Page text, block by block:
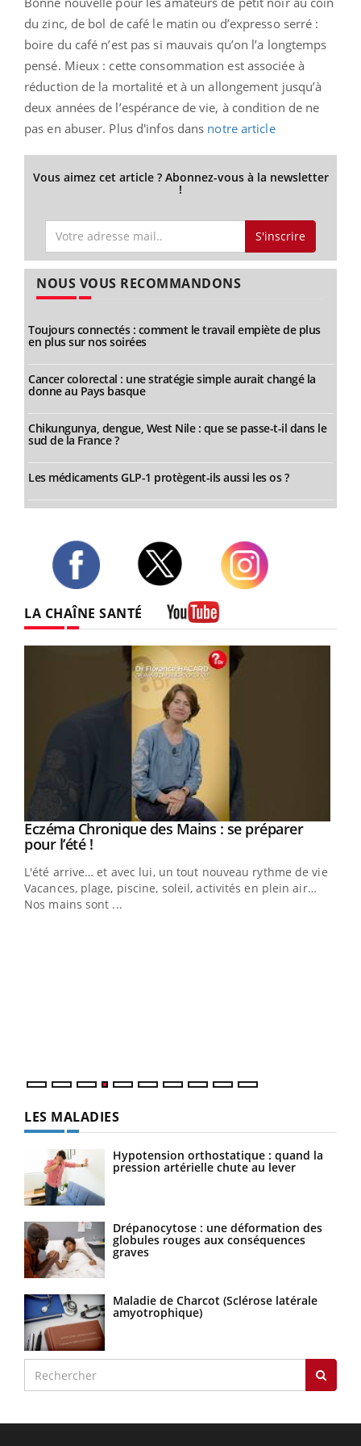
du zinc, de bol de café le matin ou d’expresso serré :
boire du café n’est pas si mauvais qu’on l’a longtemps
pensé. Mieux : cette consommation est associée à
réduction de la mortalité et à un allongement jusqu’à
deux années de l’espérance de vie, à condition de ne
pas en abuser. Plus d'infos dans notre article
Vous aimez cet article ? Abonnez-vous à la newsletter
!
S'inscrire
NOUS VOUS RECOMMANDONS
Toujours connectés : comment le travail empiète de plus
en plus sur nos soirées
Cancer colorectal : une stratégie simple aurait changé la
donne au Pays basque
Chikungunya, dengue, West Nile : que se passe-t-il dans le
sud de la France ?
Les médicaments GLP-1 protègent-ils aussi les os ?
LA CHAÎNE SANTÉ
Youtube
Eczéma Chronique des Mains : se préparer
pour l’été !Youtube
L'été arrive… et avec lui, un tout nouveau rythme de vie !
Vacances, plage, piscine, soleil, activités en plein air…
Nos mains sont ...
LES MALADIES
Hypotension orthostatique : quand la
pression artérielle chute au lever
Drépanocytose : une déformation des
globules rouges aux conséquences
graves
Maladie de Charcot (Sclérose latérale
amyotrophique)